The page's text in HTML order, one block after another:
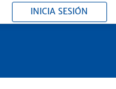
INICIA SESIÓN